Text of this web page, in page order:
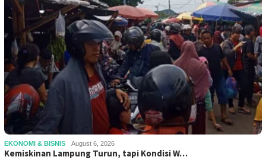
EKONOMI & BISNIS August 6, 2026
Kemiskinan Lampung Turun, tapi Kondisi W…